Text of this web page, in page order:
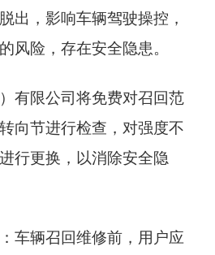
出，影响车辆驾驶操控，
风险，存在安全隐患。
限公司将免费对召回范
向节进行检查，对强度不
行更换，以消除安全隐
辆召回维修前，用户应